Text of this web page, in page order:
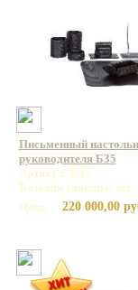
Письменный
руководителя Б35
Артикул: Б35
Базовая единица: шт
Цена:
220 000,00